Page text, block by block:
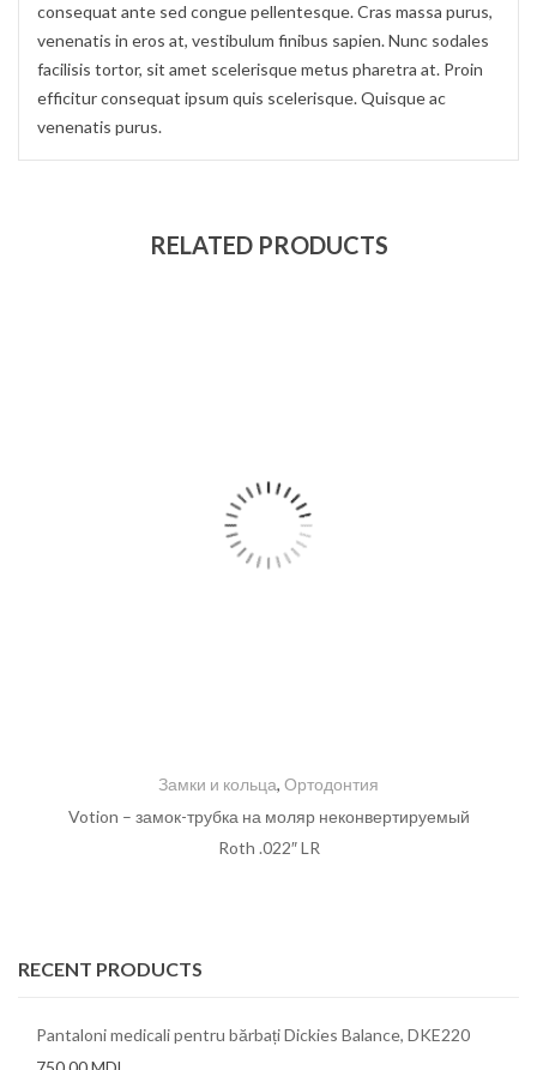
consequat ante sed congue pellentesque. Cras massa purus,
venenatis in eros at, vestibulum finibus sapien. Nunc sodales
facilisis tortor, sit amet scelerisque metus pharetra at. Proin
efficitur consequat ipsum quis scelerisque. Quisque ac
venenatis purus.
RELATED PRODUCTS
Замки и кольца, Ортодонтия
Votion – замок-трубка на моляр неконвертируемый
Roth .022″ LR
RECENT PRODUCTS
Pantaloni medicali pentru bărbați Dickies Balance, DKE220